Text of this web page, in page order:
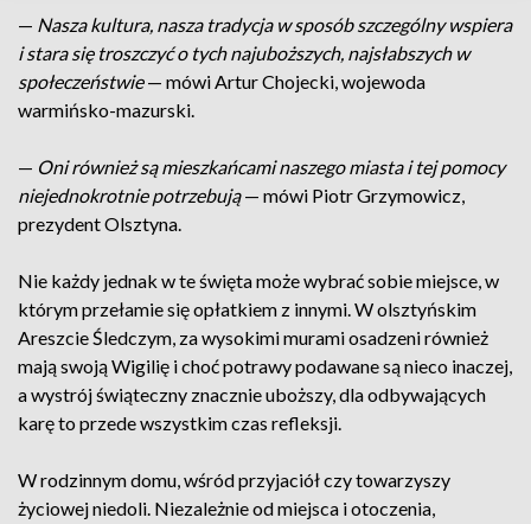
— Nasza kultura, nasza tradycja w sposób szczególny wspiera
i stara się troszczyć o tych najuboższych, najsłabszych w
społeczeństwie— mówi Artur Chojecki, wojewoda
warmińsko-mazurski.
— Oni również są mieszkańcami naszego miasta i tej pomocy
niejednokrotnie potrzebują— mówi Piotr Grzymowicz,
prezydent Olsztyna.
Nie każdy jednak w te święta może wybrać sobie miejsce, w
którym przełamie się opłatkiem z innymi. W olsztyńskim
Areszcie Śledczym, za wysokimi murami osadzeni również
mają swoją Wigilię i choć potrawy podawane są nieco inaczej,
a wystrój świąteczny znacznie uboższy, dla odbywających
karę to przede wszystkim czas refleksji.
W rodzinnym domu, wśród przyjaciół czy towarzyszy
życiowej niedoli. Niezależnie od miejsca i otoczenia,